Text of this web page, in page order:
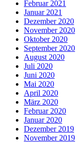
Februar 2021
Januar 2021
Dezember 2020
November 2020
Oktober 2020
September 2020
August 2020
Juli 2020
Juni 2020
Mai 2020
April 2020
März 2020
Februar 2020
Januar 2020
Dezember 2019
November 2019